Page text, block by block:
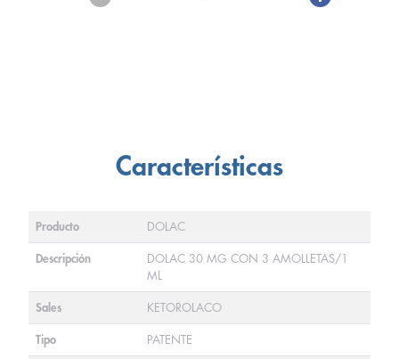
Características
Producto DOLAC
Descripción
DOLAC 30 MG CON 3 AMOLLETAS/1
ML
Sales KETOROLACO
Tipo PATENTE